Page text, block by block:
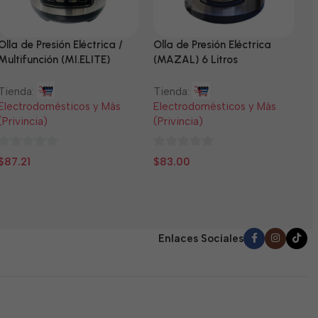
de Presión Eléctrica /
(MI.ELITE)
Electrodomésticos y Más
87.21
Olla de Presión Eléctrica
(MAZAL) 6 Litros
Tienda:
Electrodomésticos y Más
(Privincia)
0
$83.00
Enlaces Sociales